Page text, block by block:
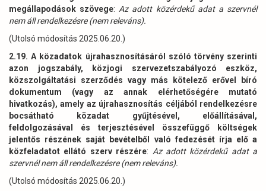
megállapodások szövege: Az adott közérdekű adat a szervnél
nem áll rendelkezésre (nem releváns).
(Utolsó módosítás 2025.06.20.)
2.19. A közadatok újrahasznosításáról szóló törvény szerinti
azon jogszabály, közjogi szervezetszabályozó eszköz,
közszolgáltatási szerződés vagy más kötelező erővel bíró
dokumentum (vagy az annak elérhetőségére mutató
hivatkozás), amely az újrahasznosítás céljából rendelkezésre
bocsátható közadat gyűjtésével, előállításával,
feldolgozásával és terjesztésével összefüggő költségek
jelentős részének saját bevételből való fedezését írja elő a
közfeladatot ellátó szerv részére: Az adott közérdekű adat a
szervnél nem áll rendelkezésre (nem releváns).
(Utolsó módosítás 2025.06.20.)